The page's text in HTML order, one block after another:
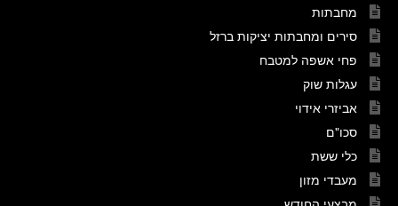
מחבתות
סירים ומחבתות יציקות ברזל
פחי אשפה למטבח
עגלות שוק
אביזרי אידוי
סכו"ם
כלי ששת
מעבדי מזון